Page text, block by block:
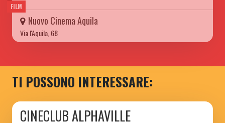
FILM
Nuovo Cinema Aquila
Via l'Aquila, 68
TI POSSONO INTERESSARE:
CINECLUB ALPHAVILLE